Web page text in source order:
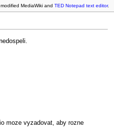
MediaWiki and TED Notepad text editor.
moze vyzadovat, aby rozne